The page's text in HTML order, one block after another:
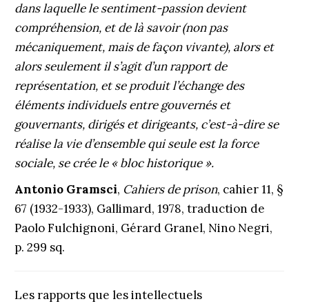
dans laquelle le sentiment-passion devient
compréhension, et de là savoir (non pas
mécaniquement, mais de façon vivante), alors et
alors seulement il s’agit d’un rapport de
représentation, et se produit l’échange des
éléments individuels entre gouvernés et
gouvernants, dirigés et dirigeants, c’est-à-dire se
réalise la vie d’ensemble qui seule est la force
sociale, se crée le « bloc historique ».
Antonio Gramsci, Cahiers de prison, cahier 11, §
67 (1932-1933), Gallimard, 1978, traduction de
Paolo Fulchignoni, Gérard Granel, Nino Negri,
p. 299 sq.
Les rapports que les intellectuels